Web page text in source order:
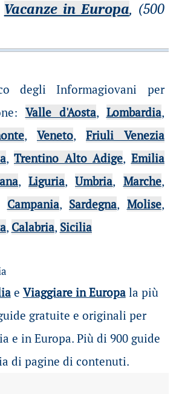
Vacanze in Europa, (500
degli Informagiovani per
: Valle d'Aosta, Lombardia,
, Veneto,Friuli Venezia
,Trentino Alto Adige, Emilia
,Liguria,Umbria, Marche,
Campania, Sardegna, Molise,
, Calabria, Sicilia
e Viaggiare in Europala più
gratuite e originali per
e in Europa. Più di 900 guide
di pagine di contenuti.